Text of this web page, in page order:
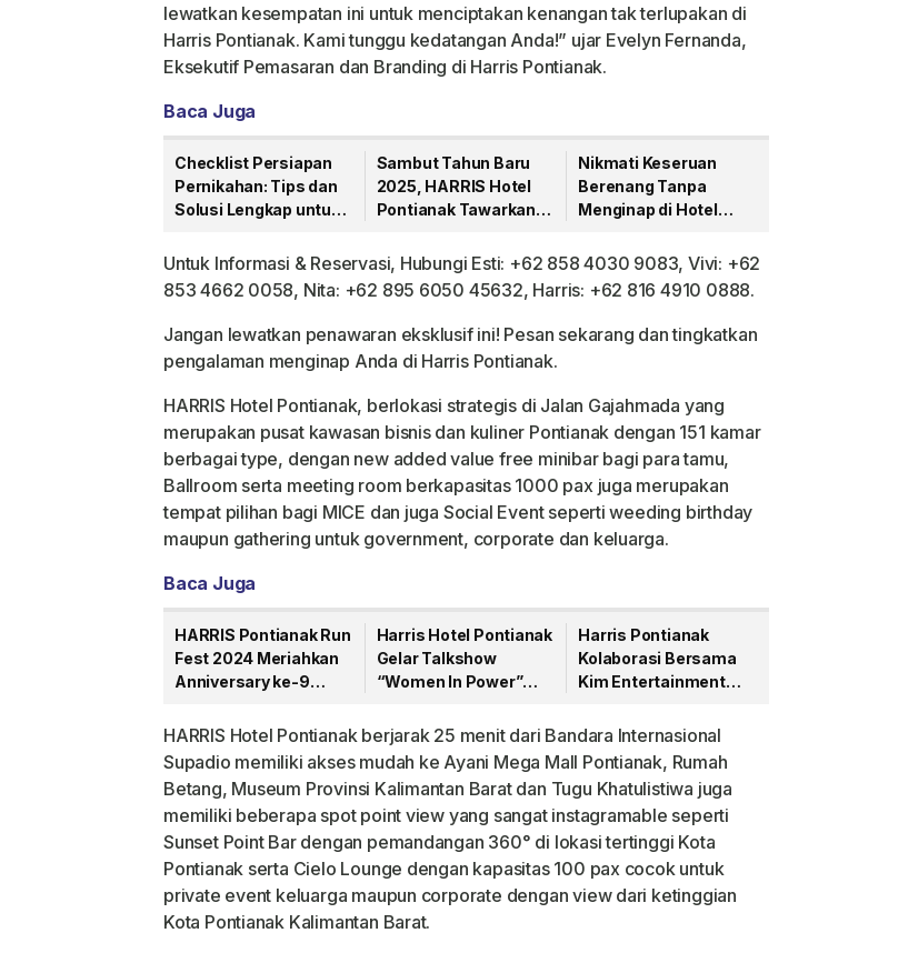
lewatkan kesempatan ini untuk menciptakan kenangan tak terlupakan di
Harris Pontianak. Kami tunggu kedatangan Anda!” ujar Evelyn Fernanda,
Eksekutif Pemasaran dan Branding di Harris Pontianak.
Baca Juga
Checklist Persiapan
Pernikahan: Tips dan
Solusi Lengkap untuk
Sambut Tahun Baru
2025, HARRIS Hotel
Pontianak Tawarkan
Bergaya Kapal Pesiar
Nikmati Keseruan
Berenang Tanpa
Menginap di Hotel
Untuk Informasi & Reservasi, Hubungi Esti: +62 858 4030 9083, Vivi: +62
853 4662 0058, Nita: +62 895 6050 45632, Harris: +62 816 4910 0888.
Jangan lewatkan penawaran eksklusif ini! Pesan sekarang dan tingkatkan
pengalaman menginap Anda di Harris Pontianak.
HARRIS Hotel Pontianak, berlokasi strategis di Jalan Gajahmada yang
merupakan pusat kawasan bisnis dan kuliner Pontianak dengan 151 kamar
berbagai type, dengan new added value free minibar bagi para tamu,
Ballroom serta meeting room berkapasitas 1000 pax juga merupakan
tempat pilihan bagi MICE dan juga Social Event seperti weeding birthday
maupun gathering untuk government, corporate dan keluarga.
Baca Juga
HARRIS Pontianak Run
Fest 2024 Meriahkan
Anniversary ke-9
Luar Biasa
Harris Hotel Pontianak
Gelar Talkshow
“Women In Power”
Harris Pontianak
Kolaborasi Bersama
Kim Entertainment
Expo
HARRIS Hotel Pontianak berjarak 25 menit dari Bandara Internasional
Supadio memiliki akses mudah ke Ayani Mega Mall Pontianak, Rumah
Betang, Museum Provinsi Kalimantan Barat dan Tugu Khatulistiwa juga
memiliki beberapa spot point view yang sangat instagramable seperti
Sunset Point Bar dengan pemandangan 360° di lokasi tertinggi Kota
Pontianak serta Cielo Lounge dengan kapasitas 100 pax cocok untuk
private event keluarga maupun corporate dengan view dari ketinggian
Kota Pontianak Kalimantan Barat.